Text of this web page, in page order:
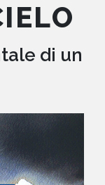
di un